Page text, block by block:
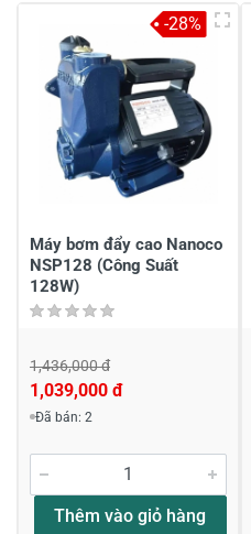
Máy bơm đẩy cao Nanoco
NSP128 (Công Suất
128W)
1,436,000 đ
1,039,000 đ
Đã bán: 2
Thêm vào giỏ hàng
-28%